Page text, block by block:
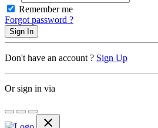
Remember me
Forgot password ?
Sign In
Don't have an account ? Sign Up
Or sign in via
close